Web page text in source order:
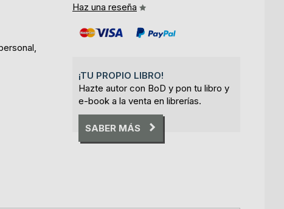
Haz una reseña
¡TU PROPIO LIBRO!
Hazte autor con BoD y pon tu libro y
e-book a la venta en librerías.
SABER MÁS